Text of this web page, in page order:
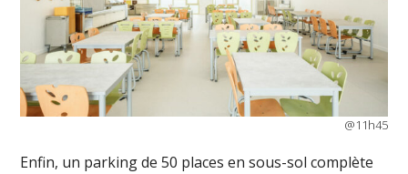
@11h45
Enfin, un parking de 50 places en sous-sol complète